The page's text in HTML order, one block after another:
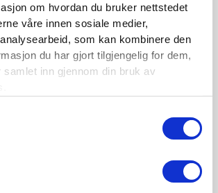
om hvordan du bruker nettstedet
våre innen sosiale medier,
som kan kombinere den
du har gjort tilgjengelig for dem,
samlet inn gjennom din bruk av
nr. 1/2026
til Forsikringsprisen 2025
nr. 1/2025
nr. 4/2024
nr. 2/2024